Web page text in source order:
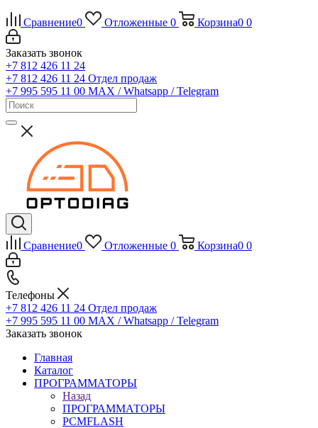
Сравнение0 Отложенные 0 Корзина0 0
Заказать звонок
+7 812 426 11 24
+7 812 426 11 24 Отдел продаж
+7 995 595 11 00 MAX / Whatsapp / Telegram
Сравнение0 Отложенные 0 Корзина0 0
Телефоны
+7 812 426 11 24 Отдел продаж
+7 995 595 11 00 MAX / Whatsapp / Telegram
Заказать звонок
Главная
Каталог
ПРОГРАММАТОРЫ
Назад
ПРОГРАММАТОРЫ
PCMFLASH